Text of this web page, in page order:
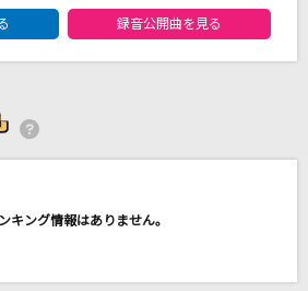
ボーカルエントリーランキング
録音公開曲を見る